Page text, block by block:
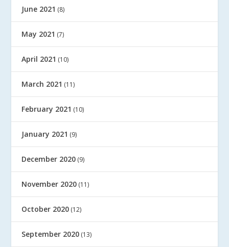
June 2021 (8)
May 2021 (7)
April 2021 (10)
March 2021 (11)
February 2021 (10)
January 2021 (9)
December 2020 (9)
November 2020 (11)
October 2020 (12)
September 2020 (13)